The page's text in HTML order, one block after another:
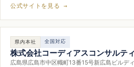
公式サイトを見る →
県内本社 全国対応
株式会社コーディアスコンサルテ
広島県広島市中区幟町13番15号新広島ビルデ